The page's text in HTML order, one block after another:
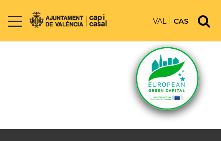
VAL CAS